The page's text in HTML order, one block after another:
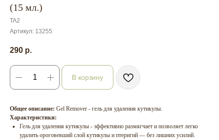
(15 мл.)
TA2
Артикул: 13255
290 р.
В корзину
Общее описание: Gel Remover - гель для удаления кутикулы.
Характеристики:
Гель для удаления кутикулы - эффективно размягчает и позволяет легко
удалить ороговевший слой кутикулы и птеригий — без лишних усилий.